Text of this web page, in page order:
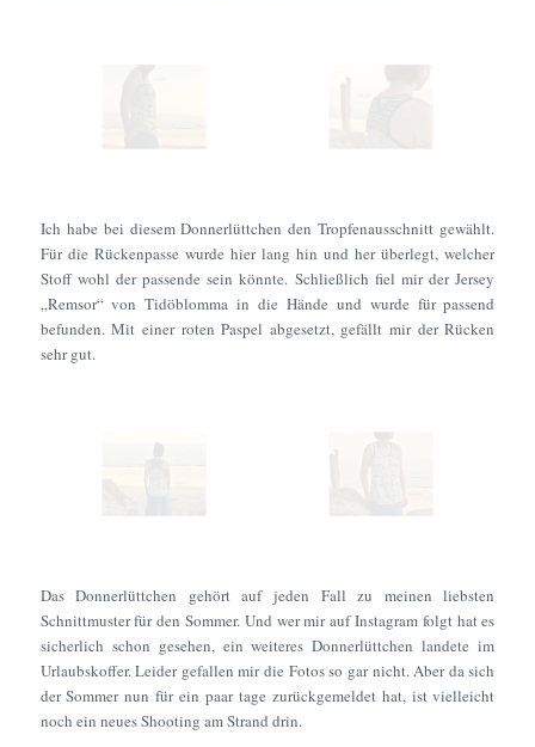
Ich habe bei diesem Donnerlüttchen den Tropfenausschnitt gewählt.
Für die Rückenpasse wurde hier lang hin und her überlegt, welcher
Stoff wohl der passende sein könnte. Schließlich fiel mir der Jersey
„Remsor“ von Tidöblomma in die Hände und wurde für passend
befunden. Mit einer roten Paspel abgesetzt, gefällt mir der Rücken
sehr gut.
Das Donnerlüttchen gehört auf jeden Fall zu meinen liebsten
Schnittmuster für den Sommer. Und wer mir auf Instagram folgt hat es
sicherlich schon gesehen, ein weiteres Donnerlüttchen landete im
Urlaubskoffer. Leider gefallen mir die Fotos so gar nicht. Aber da sich
der Sommer nun für ein paar tage zurückgemeldet hat, ist vielleicht
noch ein neues Shooting am Strand drin.